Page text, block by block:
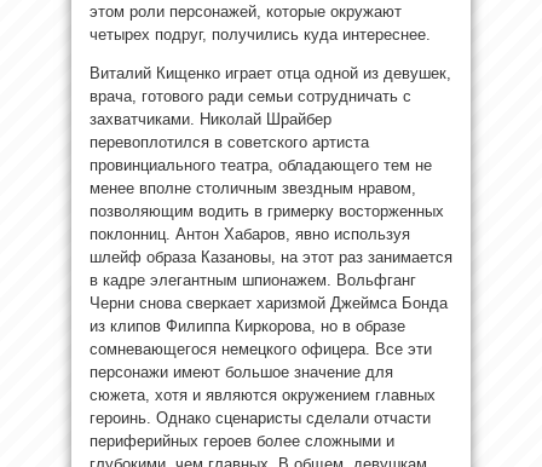
этом роли персонажей, которые окружают
четырех подруг, получились куда интереснее.
Виталий Кищенко играет отца одной из девушек,
врача, готового ради семьи сотрудничать с
захватчиками. Николай Шрайбер
перевоплотился в советского артиста
провинциального театра, обладающего тем не
менее вполне столичным звездным нравом,
позволяющим водить в гримерку восторженных
поклонниц. Антон Хабаров, явно используя
шлейф образа Казановы, на этот раз занимается
в кадре элегантным шпионажем. Вольфганг
Черни снова сверкает харизмой Джеймса Бонда
из клипов Филиппа Киркорова, но в образе
сомневающегося немецкого офицера. Все эти
персонажи имеют большое значение для
сюжета, хотя и являются окружением главных
героинь. Однако сценаристы сделали отчасти
периферийных героев более сложными и